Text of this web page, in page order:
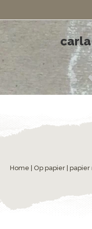
Home Op papier papier